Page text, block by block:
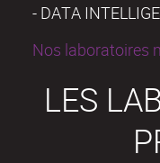
- DATA
Nos laboratoires
LES